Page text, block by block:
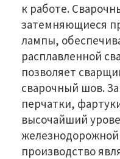
к работе.
затемняющиеся
лампы,
расплавленной
позволяет
сварочный шов.
перчатки,
высочайший
железнодорожной
производство